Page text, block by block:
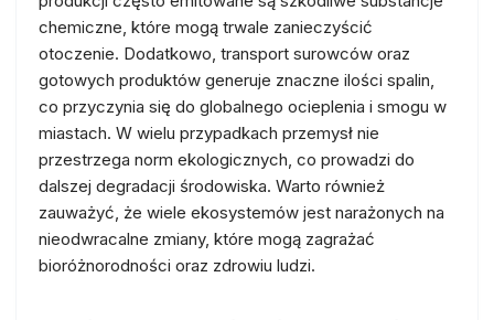
chemiczne, które mogą trwale zanieczyścić
otoczenie. Dodatkowo, transport surowców oraz
gotowych produktów generuje znaczne ilości spalin,
co przyczynia się do globalnego ocieplenia i smogu w
miastach. W wielu przypadkach przemysł nie
przestrzega norm ekologicznych, co prowadzi do
dalszej degradacji środowiska. Warto również
zauważyć, że wiele ekosystemów jest narażonych na
nieodwracalne zmiany, które mogą zagrażać
bioróżnorodności oraz zdrowiu ludzi.